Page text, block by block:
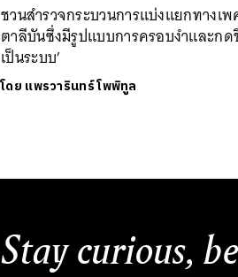
ชวนสำรวจกระบวนการแบ่งแยกทางเ
ตาลีบันซึ่งมีรูปแบบการครอบงำและกด
เป็นระบบ’
โดย แพรวารินทร์ โพพิทูล
Stay curious,